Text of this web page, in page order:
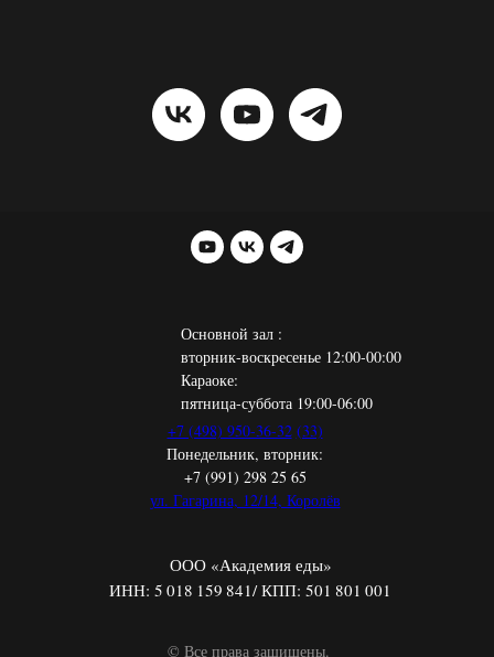
+7 (498) 950-36-32 (33)
Понедельник, вторник:
+7 (991) 298 25 65
ул. Гагарина, 12/14, Королёв
Основной зал :
вторник-воскресенье 12:00-00:00
Караоке:
пятница-суббота 19:00-06:00
ООО «Академия еды»
ИНН: 5 018 159 841/ КПП: 501 801 001
© Все права защищены.